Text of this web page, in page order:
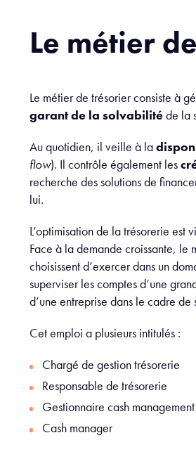
Le métier
Le métier de trésorier consiste à
garant de la solvabilitéde la
Au quotidien, il veille à la
flow). Il contrôle également les
recherche des solutions de
lui.
L’optimisation de la trésorerie est
Face à la demande croissante, le
choisissent d’exercer dans un
superviser les comptes d’une
d’une entreprise dans le cadre de
Cet emploi a plusieurs intitulés :
Chargé de gestion trésorerie
Responsable de trésorerie
Gestionnaire cash management
Cash manager